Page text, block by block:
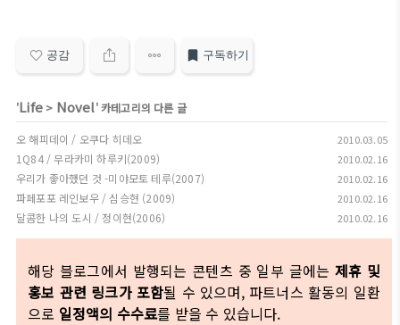
공감 구독하기
'Life > Novel' 카테고리의 다른 글
오 해피데이 / 오쿠다 히데오 2010.03.05
1Q84 / 무라카미 하루키(2009) 2010.02.16
우리가 좋아했던 것 -미야모토 테루(2007) 2010.02.16
파페포포 레인보우 / 심승현 (2009) 2010.02.16
달콤한 나의 도시 / 정이현(2006) 2010.02.16
해당 블로그에서 발행되는 콘텐츠 중 일부 글에는 제휴 및
홍보 관련 링크가 포함될 수 있으며, 파트너스 활동의 일환
으로 일정액의 수수료를 받을 수 있습니다.